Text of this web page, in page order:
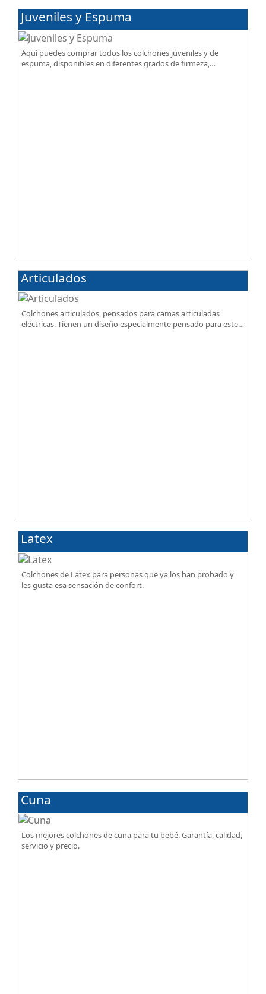
Juveniles y Espuma
Aquí puedes comprar todos los colchones juveniles y de
espuma, disponibles en diferentes grados de firmeza,
Articulados
Colchones articulados, pensados para camas articuladas
eléctricas. Tienen un diseño especialmente pensado para este
Latex
Colchones de Latex para personas que ya los han probado y
les gusta esa sensación de confort.
Cuna
Los mejores colchones de cuna para tu bebé. Garantía, calidad,
servicio y precio.